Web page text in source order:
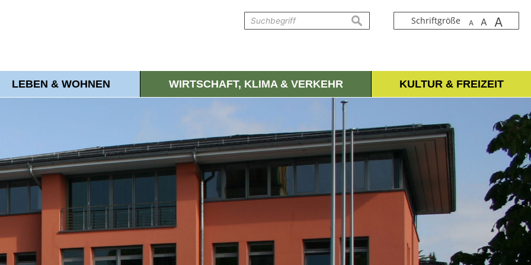
Schriftgröße A A A
suchen
LEBEN & WOHNEN WIRTSCHAFT, KLIMA & VERKEHR KULTUR & FREIZEIT